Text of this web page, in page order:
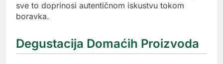
sve to doprinosi autentičnom iskustvu tokom
boravka.
Degustacija Domaćih Proizvoda